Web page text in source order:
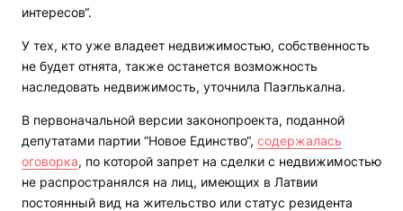
интересов“.
У тех, кто уже владеет недвижимостью, собственность
не будет отнята, также останется возможность
наследовать недвижимость, уточнила Паэглькална.
В первоначальной версии законопроекта, поданной
депутатами партии “Новое Единство“, содержалась
оговорка, по которой запрет на сделки с недвижимостью
не распространялся на лиц, имеющих в Латвии
постоянный вид на жительство или статус резидента